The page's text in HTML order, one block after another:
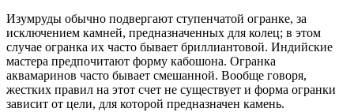
Изумруды обычно подвергают ступенчатой огранке, за
исключением камней, предназначенных для колец; в этом
случае огранка их часто бывает бриллиантовой. Индийские
мастера предпочитают форму кабошона. Огранка
аквамаринов часто бывает смешанной. Вообще говоря,
жестких правил на этот счет не существует и форма огранки
зависит от цели, для которой предназначен камень.